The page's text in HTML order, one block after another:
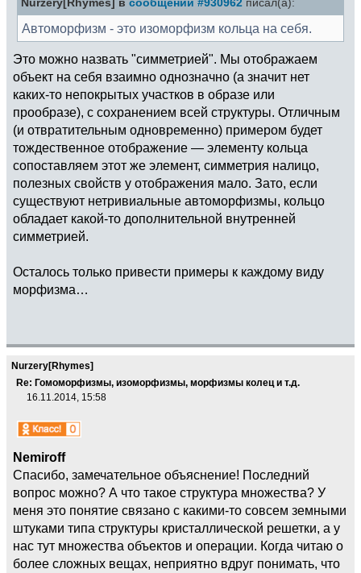
Nurzery[Rhymes] в сообщении #930962 писал(а):
Автоморфизм - это изоморфизм кольца на себя.
Это можно назвать "симметрией". Мы отображаем
объект на себя взаимно однозначно (а значит нет
каких-то непокрытых участков в образе или
прообразе), с сохранением всей структуры. Отличным
(и отвратительным одновременно) примером будет
тождественное отображение — элементу кольца
сопоставляем этот же элемент, симметрия налицо,
полезных свойств у отображения мало. Зато, если
существуют нетривиальные автоморфизмы, кольцо
обладает какой-то дополнительной внутренней
симметрией.
Осталось только привести примеры к каждому виду
морфизма…
Nurzery[Rhymes]
Re: Гомоморфизмы, изоморфизмы, морфизмы колец и т.д.
16.11.2014, 15:58
Nemiroff
Спасибо, замечательное объяснение! Последний
вопрос можно? А что такое структура множества? У
меня это понятие связано с какими-то совсем земными
штуками типа структуры кристаллической решетки, а у
нас тут множества объектов и операции. Когда читаю о
более сложных вещах, неприятно вдруг понимать, что